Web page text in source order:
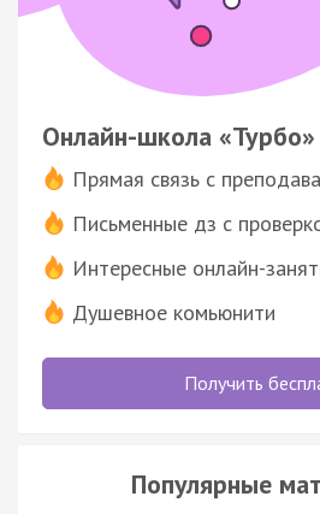
Онлайн-школа «Турбо»
Прямая связь с
Письменные дз с
Интересные онлайн-
Душевное комьюнити
Получить
Популярные